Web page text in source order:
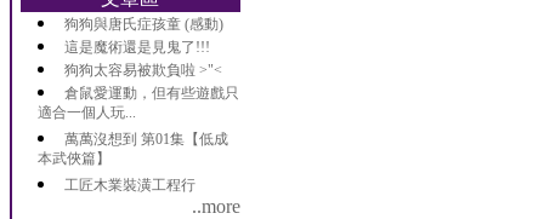
狗狗與唐氏症孩童 (感動)
這是魔術還是見鬼了!!!
狗狗太容易被欺負啦 >"<
倉鼠愛運動，但有些遊戲只
適合一個人玩...
萬萬沒想到 第01集【低成
本武俠篇】
工匠木業裝潢工程行
..more